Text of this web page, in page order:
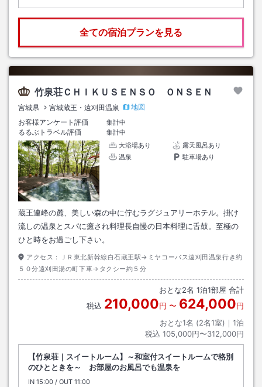
全ての宿泊プランを見る
竹泉荘ＣＨＩＫＵＳＥＮＳＯ ＯＮＳＥＮ
宮城県 宮城蔵王・遠刈田温泉
地図
お客様アンケート評価
集計中
るるぶトラベル評価
集計中
大浴場あり
露天風呂あり
温泉
駐車場あり
蔵王連峰の麓、美しい森の中に佇むラグジュアリーホテル。掛け
流しの温泉とスパに癒され料理長自慢の日本料理に舌鼓。至極の
ひと時をお過ごし下さい。
アクセス：
ＪＲ東北新幹線白石蔵王駅→ミヤコーバス遠刈田温泉行き約
５０分遠刈田湯の町下車→タクシー約５分
おとな2名 1泊1部屋 合計
税込 210,000円 〜 624,000円
おとな1名 (2名1室)｜ 1泊
税込 105,000円〜312,000円
【竹泉荘｜スイートルーム】～和室付スイートルームで格別
のひとときを～ お部屋のお風呂でも温泉を
IN チェックイン
15:00 / OUT チェックアウト
11:00